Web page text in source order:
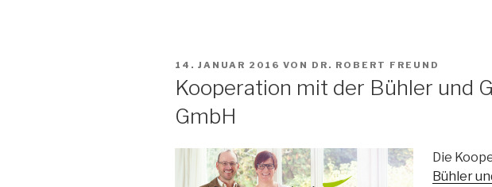
VERÖFFENTLICHT
14. JANUAR 2016 VON DR. ROBERT FREUND
Kooperation mit der Bühler und
GmbH
Die
Bühler